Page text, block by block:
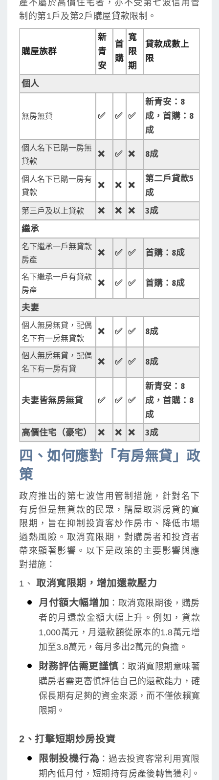
產不屬於高價住宅者，亦不受第七波信用管
制的第1戶及第2戶購屋貸款限制。
購屋族群
新
青
安
首
購
寬
限
期
貸款成數上
限
個人
無房無貸 ✅ ✅ ✅
新青安：8
成，首購：8
成
個人名下已購一房無
貸款
❌ ✅ ❌ 8成
個人名下已購一房有
貸款
❌ ❌ ❌
第二戶貸款5
成
第三戶及以上貸款 ❌ ❌ ❌ 3成
繼承
名下繼承一戶無貸款
房產
❌ ✅ ✅ 首購：8成
名下繼承一戶有貸款
房產
❌ ✅ ✅ 首購：8成
夫妻
個人無房無貸，配偶
名下有一房無貸款
❌ ✅ ✅ 8成
個人無房無貸，配偶
名下有一房有貸
❌ ✅ ✅ 8成
夫妻皆無房無貸 ✅ ✅ ✅
新青安：8
成，首購：8
成
高價住宅（豪宅）
❌ ❌ ❌ 3成
四、如何應對「有房無貸」政
策
政府推出的第七波信用管制措施，針對名下
有房但是無貸款的民眾，購屋取消房貸的寬
限期，旨在抑制投資客炒作房市、降低市場
過熱風險。取消寬限期，對購房者和投資者
帶來顯著影響。以下是政策的主要影響與應
對措施：
1、 取消寬限期，增加還款壓力
月付額大幅增加 ：取消寬限期後，購房
者的月還款金額大幅上升。例如，貸款
1,000萬元，月還款額從原本的1.8萬元增
加至3.8萬元，每月多出2萬元的負擔。
財務評估需更謹慎 ：取消寬限期意味著
購房者需更審慎評估自己的還款能力，確
保長期有足夠的資金來源，而不僅依賴寬
限期。
2、打擊短期炒房投資
限制投機行為 ：過去投資客常利用寬限
期內低月付，短期持有房產後轉售獲利。